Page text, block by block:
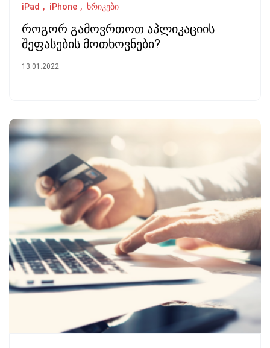
iPad iPhone ხრიკები
როგორ გამოვრთოთ აპლიკაციის
შეფასების მოთხოვნები?
13.01.2022